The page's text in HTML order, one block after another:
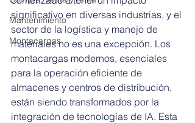
Mantenimiento
Montacargas
significativo en diversas industrias, y el
sector de la logística y manejo de
materiales no es una excepción. Los
montacargas modernos, esenciales
para la operación eficiente de
almacenes y centros de distribución,
están siendo transformados por la
integración de tecnologías de IA. Esta